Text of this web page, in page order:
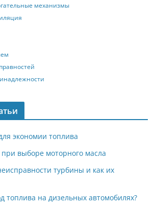
механизмы
экономии топлива
выборе моторного масла
турбины и как их
топлива на дизельных автомобилях?